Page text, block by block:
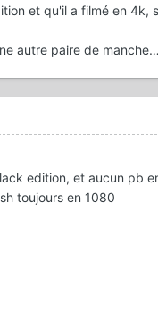
et qu'il a filmé en
autre paire de manche…
edition, et aucun pb
toujours en 1080